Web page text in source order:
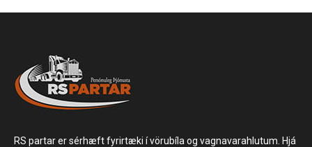
RS partar er sérhæft fyrirtæki í vörubíla og vagnavarahlutum. Hjá